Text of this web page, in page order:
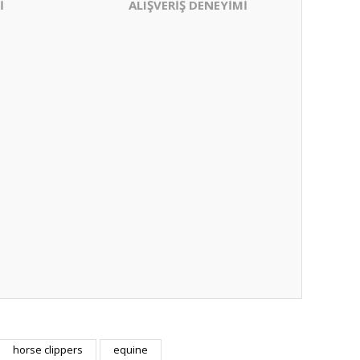
ALIŞVERİŞ DENEYİMİ
horse clippers equine